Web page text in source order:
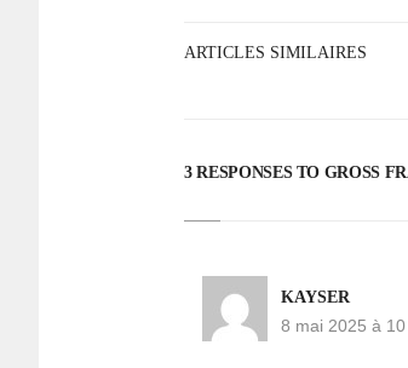
ARTICLES SIMILAIRES
3 RESPONSES TO GROSS
KAYSER
8 mai 2025 à